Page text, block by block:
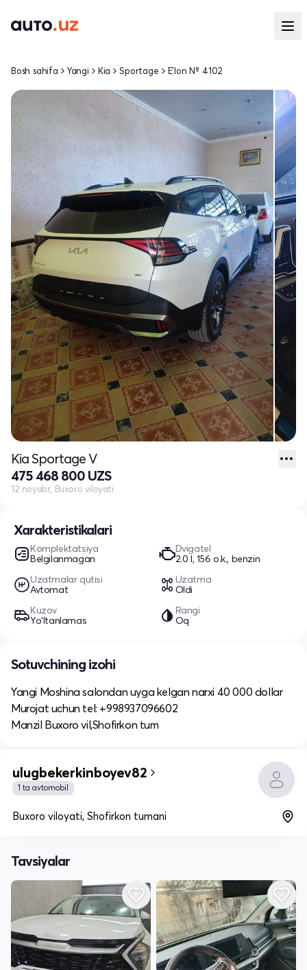
Xarakteristikalari
Komplektatsiya
Belgilanmagan
Dvigatel
2.0 l, 156 o.k., benzin
Uzatmalar qutisi
Avtomat
Uzatma
Oldi
Kuzov
Yo‘ltanlamas
Rangi
Oq
Bosh sahifa Yangi Kia Sportage E'lon № 4102
Kia Sportage V
475 468 800 UZS
12 noyabr, Buxoro viloyati
Sotuvchining izohi
Yangi Moshina salondan uyga kelgan narxi 40 000 dollar
Murojat uchun tel: +998937096602
Manzil Buxoro vil,Shofirkon tum
ulugbekerkinboyev82
1 ta avtomobil
Buxoro viloyati, Shofirkon tumani
Tavsiyalar